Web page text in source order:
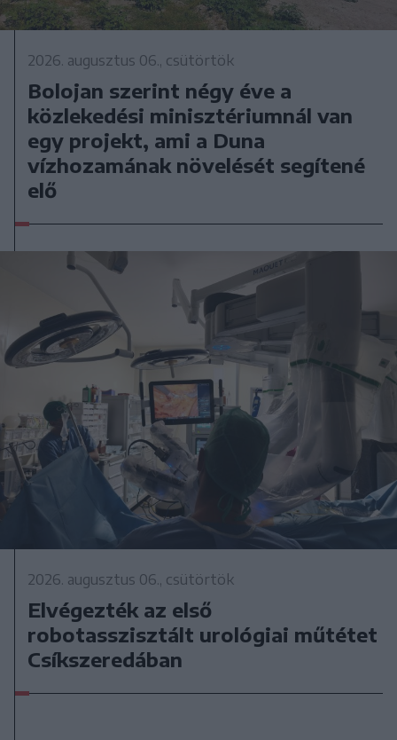
2026. augusztus 06., csütörtök
Bolojan szerint négy éve a
közlekedési minisztériumnál van
egy projekt, ami a Duna
vízhozamának növelését segítené
elő
2026. augusztus 06., csütörtök
Elvégezték az első
robotasszisztált urológiai műtétet
Csíkszeredában